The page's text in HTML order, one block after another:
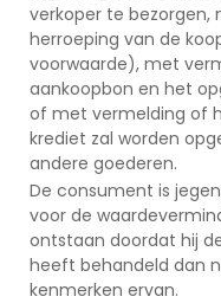
verkoper te bezorgen,
herroeping van de
voorwaarde), met
aankoopbon en het
of met vermelding of
krediet zal worden
andere goederen.
De consument is
voor de
ontstaan doordat hij
heeft behandeld dan
kenmerken ervan.